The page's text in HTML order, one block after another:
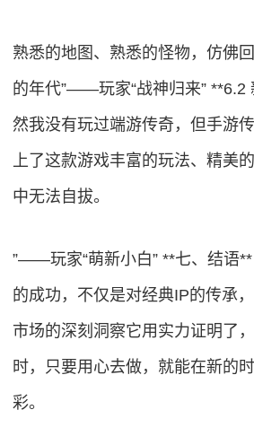
熟悉的地图、熟悉的怪物，仿佛
的年代”——玩家“战神归来” **6.2
然我没有玩过端游传奇，但手游
上了这款游戏丰富的玩法、精美
中无法自拔。
”——玩家“萌新小白” **七、结语**
的成功，不仅是对经典IP的传承
市场的深刻洞察它用实力证明了
时，只要用心去做，就能在新的
彩。